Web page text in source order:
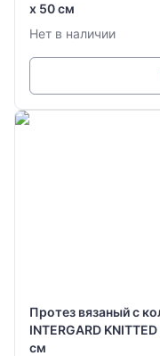
х 50 см
Нет в наличии
Протез вязаный с
INTERGARD
см